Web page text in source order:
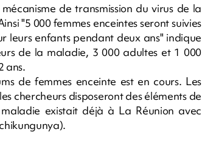
de transmission du virus de la
"5 000 femmes enceintes seront suivies
leurs enfants pendant deux ans" indique
de la maladie, 3 000 adultes et 1 000
ans.
de femmes enceinte est en cours. Les
chercheurs disposeront des éléments de
existait déjà à La Réunion avec